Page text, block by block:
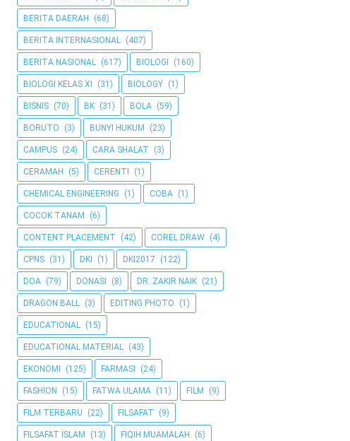
BERITA DAERAH (68)
BERITA INTERNASIONAL (407)
BERITA NASIONAL (617) BIOLOGI (160)
BIOLOGI KELAS XI (31) BIOLOGY (1)
BISNIS (70) BK (31) BOLA (59)
BORUTO (3) BUNYI HUKUM (23)
CAMPUS (24) CARA SHALAT (3)
CERAMAH (5) CERENTI (1)
CHEMICAL ENGINEERING (1) COBA (1)
COCOK TANAM (6)
CONTENT PLACEMENT (42) COREL DRAW (4)
CPNS (31) DKI (1) DKI2017 (122)
DOA (79) DONASI (8) DR. ZAKIR NAIK (21)
DRAGON BALL (3) EDITING PHOTO (1)
EDUCATIONAL (15)
EDUCATIONAL MATERIAL (43)
EKONOMI (125) FARMASI (24)
FASHION (15) FATWA ULAMA (11) FILM (9)
FILM TERBARU (22) FILSAFAT (9)
FILSAFAT ISLAM (13) FIQIH MUAMALAH (6)